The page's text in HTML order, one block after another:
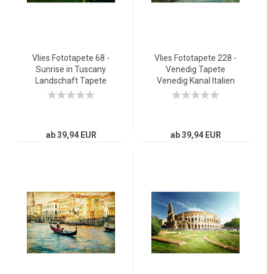
Vlies Fototapete 68 -
Sunrise in Tuscany
Landschaft Tapete
Sonnenaufgang Italien
ab 39,94 EUR
Vlies Fototapete 228 -
Venedig Tapete
Venedig Kanal Italien
Stadt Wasser beige
ab 39,94 EUR